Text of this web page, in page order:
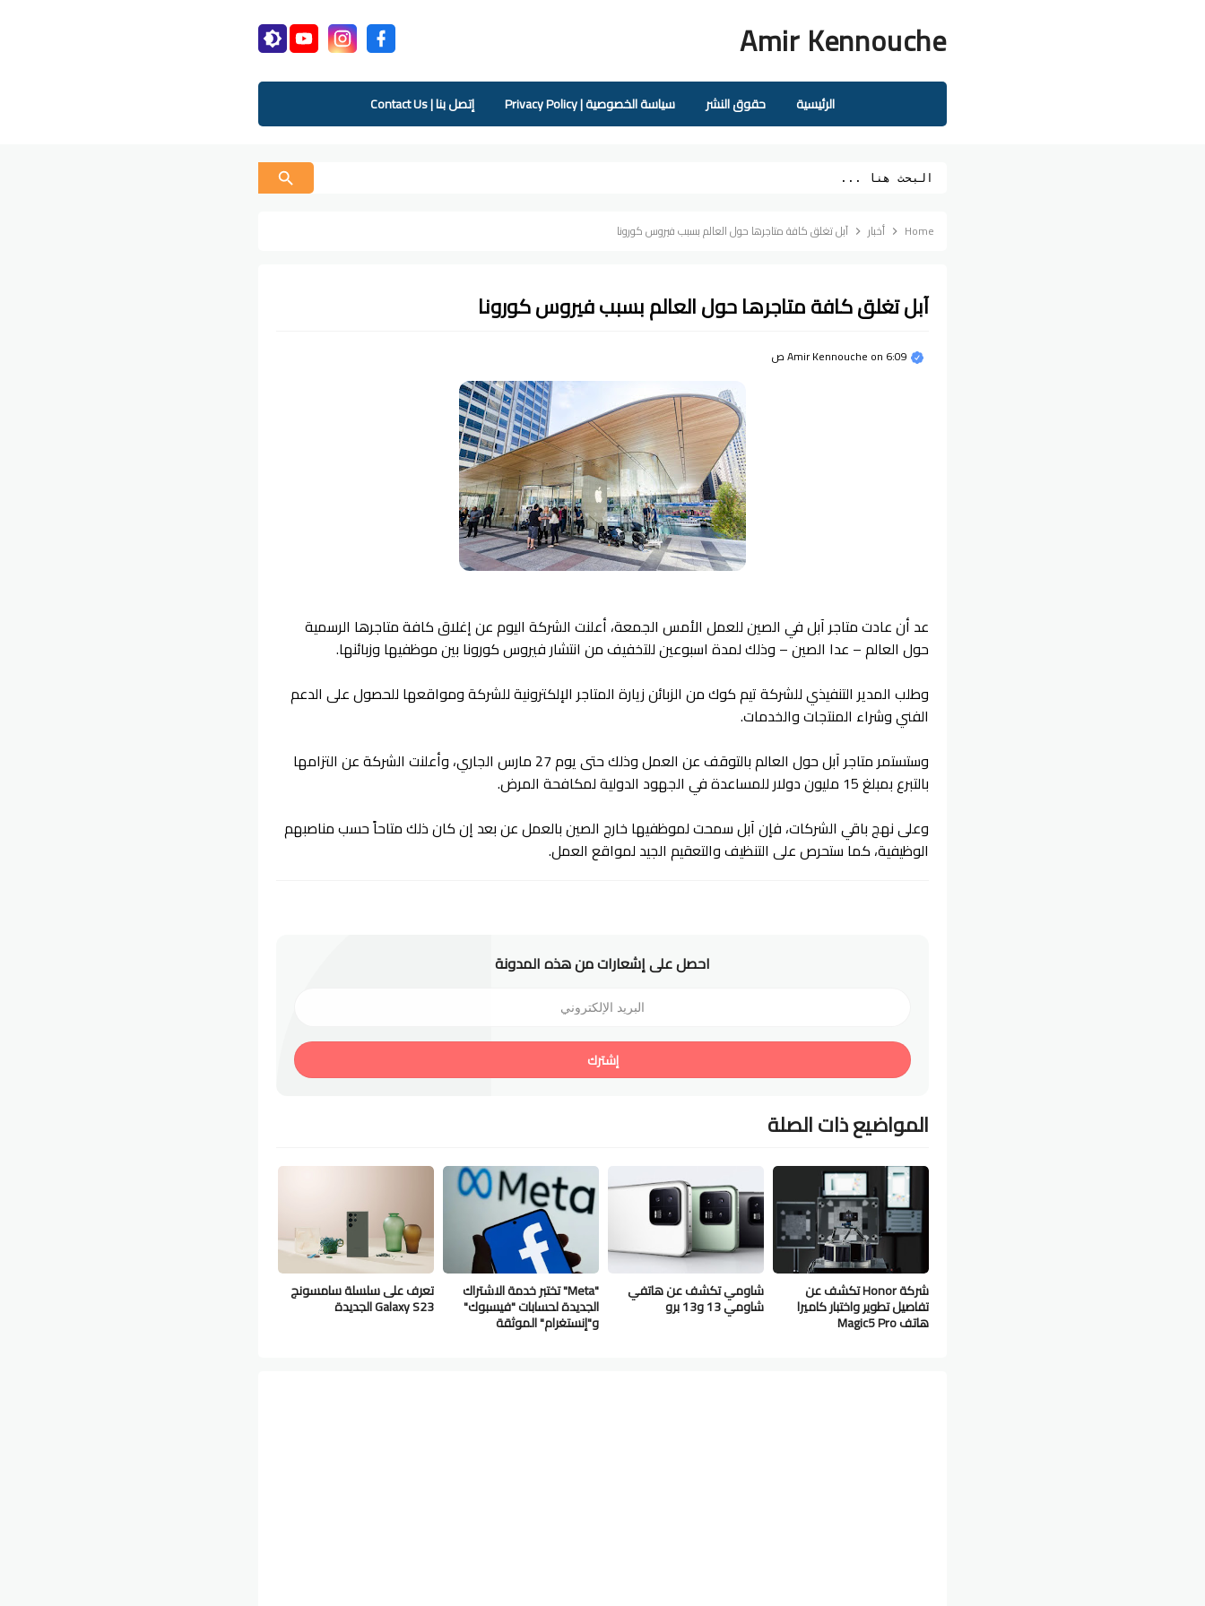
Amir Kennouche
الرئيسية حقوق النشر سياسة الخصوصية | Privacy Policy إتصل بنا | Contact Us
Home أخبار آبل تغلق كافة متاجرها حول العالم بسبب فيروس كورونا
آبل تغلق كافة متاجرها حول العالم بسبب فيروس كورونا
Amir Kennouche on 6:09 ص
عد أن عادت متاجر آبل في الصين للعمل الأمس الجمعة، أعلنت الشركة اليوم عن إغلاق كافة متاجرها الرسمية
حول العالم – عدا الصين – وذلك لمدة اسبوعين للتخفيف من انتشار فيروس كورونا بين موظفيها وزبائنها.
وطلب المدير التنفيذي للشركة تيم كوك من الزبائن زيارة المتاجر الإلكترونية للشركة ومواقعها للحصول على الدعم
الفني وشراء المنتجات والخدمات.
وستستمر متاجر آبل حول العالم بالتوقف عن العمل وذلك حتى يوم 27 مارس الجاري، وأعلنت الشركة عن التزامها
بالتبرع بمبلغ 15 مليون دولار للمساعدة في الجهود الدولية لمكافحة المرض.
وعلى نهج باقي الشركات، فإن آبل سمحت لموظفيها خارج الصين بالعمل عن بعد إن كان ذلك متاحاً حسب مناصبهم
الوظيفية، كما ستحرص على التنظيف والتعقيم الجيد لمواقع العمل.
احصل على إشعارات من هذه المدونة
إشترك
المواضيع ذات الصلة
شركة Honor تكشف عن
تفاصيل تطوير واختبار كاميرا
هاتف Magic5 Pro
شاومي تكشف عن هاتفي
شاومي 13 و13 برو
"Meta" تختبر خدمة الاشتراك
الجديدة لحسابات "فيسبوك"
و"إنستغرام" الموثقة
تعرف على سلسلة سامسونج
Galaxy S23 الجديدة